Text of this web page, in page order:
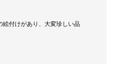
付けがあり、大変珍しい品